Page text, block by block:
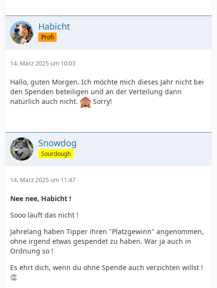
Habicht
Profi
14. März 2025 um 10:03
Hallo, guten Morgen. Ich möchte mich dieses Jahr nicht bei
den Spenden beteiligen und an der Verteilung dann
natürlich auch nicht.
Sorry!
Snowdog
Sourdough
14. März 2025 um 11:47
Nee nee, Habicht !
Sooo läuft das nicht !
Jahrelang haben Tipper ihren "Platzgewinn" angenommen,
ohne irgend etwas gespendet zu haben. War ja auch in
Ordnung so !
Es ehrt dich, wenn du ohne Spende auch verzichten willst !
👏